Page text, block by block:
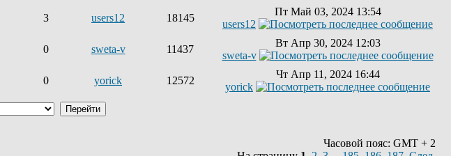
3 users12 18145
Пт Май 03, 2024 13:54
users12
0 sweta-v 11437
Вт Апр 30, 2024 12:03
sweta-v
0 yorick 12572
Чт Апр 11, 2024 16:44
yorick
Часовой пояс: GMT + 2